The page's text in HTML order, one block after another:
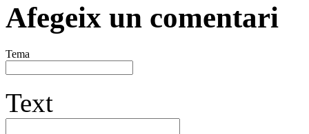
Afegeix un comentari
Tema
Text